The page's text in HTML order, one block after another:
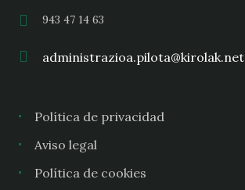
943 47 14 63
administrazioa.pilota@kirolak.net
Política de privacidad
Aviso legal
Política de cookies